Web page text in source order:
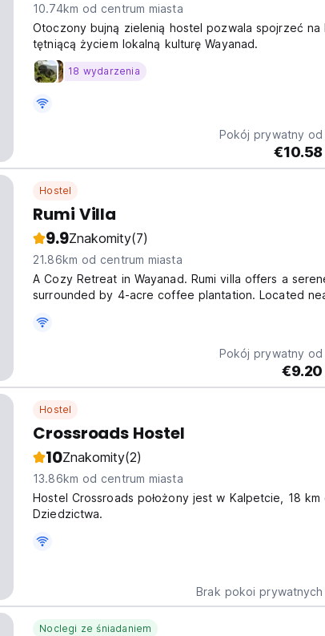
10.74km od centrum miasta
Otoczony bujną zielenią hostel pozwala spojrzeć na
tętniącą życiem lokalną kulturę Wayanad.
18 wydarzenia
Pokój prywatny od
€10.58
Hostel
Rumi Villa
9.9Znakomity(7)
21.86km od centrum miasta
A Cozy Retreat in Wayanad. Rumi villa offers a
surrounded by 4-acre coffee plantation. Located
comfort. Wake up to the aroma of fresh coffee, take
Pokój prywatny od
€9.20
Hostel
Crossroads Hostel
10Znakomity(2)
13.86km od centrum miasta
Hostel Crossroads położony jest w Kalpetcie, 18 km
Dziedzictwa.
Brak pokoi prywatnych
Noclegi ze śniadaniem